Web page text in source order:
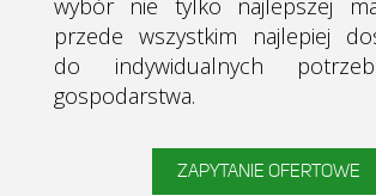
wybór nie tylko najlepszej
przede wszystkim najlepiej
do indywidualnych
gospodarstwa.
ZAPYTANIE OFERTOWE